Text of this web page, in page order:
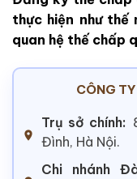
thực hiện như
quan hệ thế chấp
CÔNG
Trụ sở chính:
Đình, Hà Nội.
Chi nhánh